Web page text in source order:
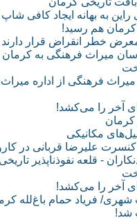
به بهانه ایجاد کافی شاپ
کرمان هم رسید!
قرار دارند - وجود 16 کانون
میراث فرهنگی به کرمان
آخر را می‌کشد!
کرمان
مکانیکی
علیرضا قربانی در
- قلعه نفوذناپذیر
آخر را می‌کشد!
شهری/ فریاد حمام
شد!